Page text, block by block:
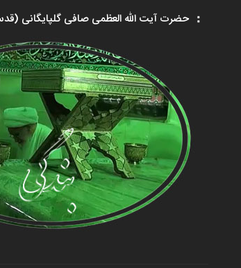
حضرت آیت الله العظمی صافی گلپایگانی